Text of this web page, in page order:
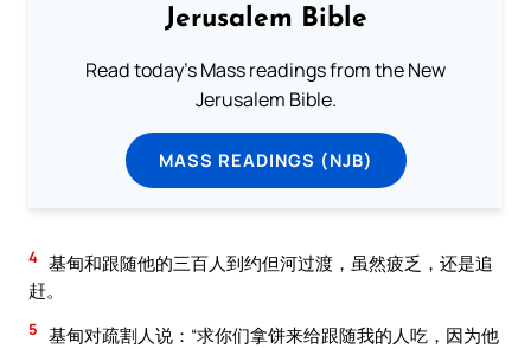
Jerusalem Bible
Read today's Mass readings from the New
Jerusalem Bible.
MASS READINGS (NJB)
4 基甸和跟随他的三百人到约但河过渡，虽然疲乏，还是追
赶。
5 基甸对疏割人说：“求你们拿饼来给跟随我的人吃，因为他